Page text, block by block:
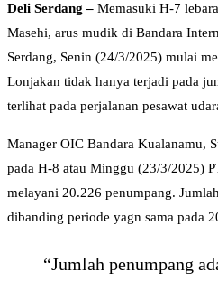
Deli Serdang – Memasuki H-7
Masehi, arus mudik di Bandara
Serdang, Senin (24/3/2025) mulai
Lonjakan tidak hanya terjadi pada
terlihat pada perjalanan pesawat
Manager OIC Bandara Kualanamu,
pada H-8 atau Minggu (23/3/2025)
melayani 20.226 penumpang.
dibanding periode yagn sama pada
“Jumlah penumpang